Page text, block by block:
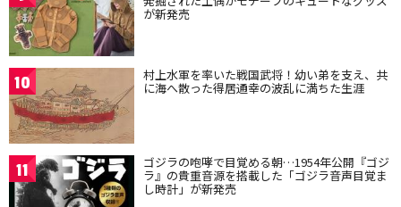
が新発売
10 村上水軍を率いた戦国武将！幼い弟を支え、共
に海へ散った得居通幸の波乱に満ちた生涯
11 ゴジラの咆哮で目覚める朝…1954年公開『ゴジ
ラ』の貴重音源を搭載した「ゴジラ音声目覚ま
し時計」が新発売